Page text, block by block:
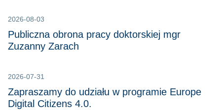
2026-08-03
Publiczna obrona pracy doktorskiej mgr
Zuzanny Zarach
2026-07-31
Zapraszamy do udziału w programie Europe
Digital Citizens 4.0.